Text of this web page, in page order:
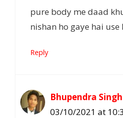
pure body me daad
nishan ho gaye hai use
Reply
Bhupendra
03/10/2021 at